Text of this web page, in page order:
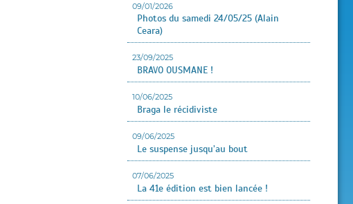
09/01/2026
Photos du samedi 24/05/25 (Alain
Ceara)
23/09/2025
BRAVO OUSMANE !
10/06/2025
Braga le récidiviste
09/06/2025
Le suspense jusqu’au bout
07/06/2025
La 41e édition est bien lancée !